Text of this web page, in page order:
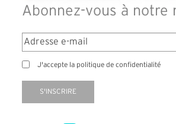
Abonnez-vous à notre
J'accepte la politique de confidentialité
S'INSCRIRE